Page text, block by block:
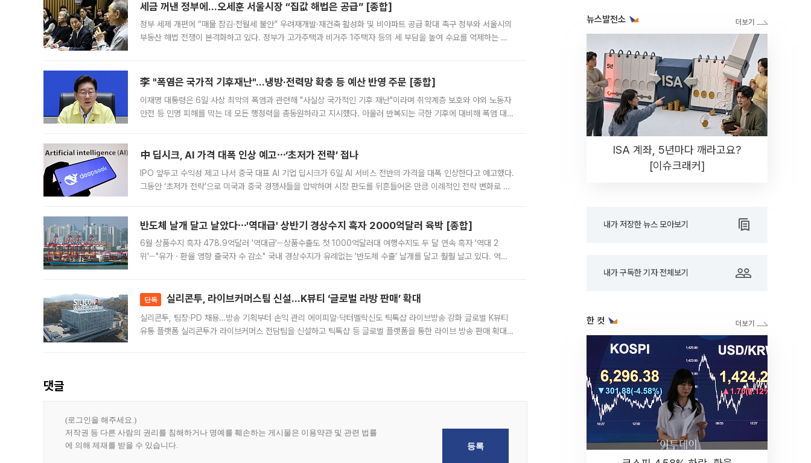
세금 꺼낸 정부에…오세훈 서울시장 “집값 해법은 공급” [종합]
정부 세제 개편에 “매물 잠김·전월세 불안” 우려재개발·재건축 활성화 및 비아파트 공급 확대 촉구 정부와 서울시의
부동산 해법 전쟁이 본격화하고 있다. 정부가 고가주택과 비거주 1주택자 등의 세 부담을 높여 수요를 억제하는 카
李 "폭염은 국가적 기후재난"…냉방·전력망 확충 등 예산 반영 주문 [종합]
이재명 대통령은 6일 사상 최악의 폭염과 관련해 "사실상 국가적인 기후 재난"이라며 취약계층 보호와 야외 노동자
안전 등 인명 피해를 막는 데 모든 행정력을 총동원하라고 지시했다. 아울러 반복되는 극한 기후에 대비해 폭염 대응
中 딥시크, AI 가격 대폭 인상 예고⋯‘초저가 전략’ 접나
IPO 앞두고 수익성 제고 나서 중국 대표 AI 기업 딥시크가 6일 AI 서비스 전반의 가격을 대폭 인상한다고 예고했다.
그동안 ‘초저가 전략’으로 미국과 중국 경쟁사들을 압박하며 시장 판도를 뒤흔들어온 만큼 이례적인 전략 변화로 평
반도체 날개 달고 날았다⋯'역대급' 상반기 경상수지 흑자 2000억달러 육박 [종합]
6월 상품수지 흑자 478.9억달러 '역대급'⋯상품수출도 첫 1000억달러대 여행수지도 두 달 연속 흑자 '역대 2
위'⋯"유가ㆍ환율 영향 출국자 수 감소" 국내 경상수지가 유례없는 '반도체 수출' 날개를 달고 훨훨 날고 있다. 역대
단독 실리콘투, 라이브커머스팀 신설…K뷰티 ‘글로벌 라방 판매’ 확대
실리콘투, 팀장·PD 채용…방송 기획부터 손익 관리 에이피알·닥터멜락신도 틱톡샵 라이브방송 강화 글로벌 K뷰티
유통 플랫폼 실리콘투가 라이브커머스 전담팀을 신설하고 틱톡샵 등 글로벌 플랫폼을 통한 라이브 방송 판매 확대에
댓글
뉴스발전소
ISA 계좌, 5년마다 깨라고요?
[이슈크래커]
내가 저장한 뉴스 모아보기
내가 구독한 기자 전체보기
한 컷